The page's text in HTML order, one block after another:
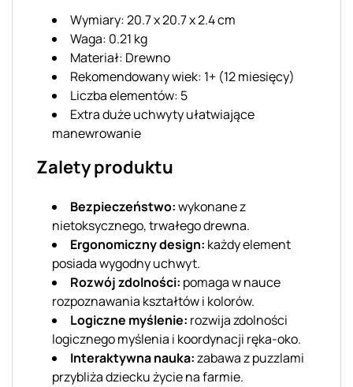
Wymiary: 20.7 x 20.7 x 2.4 cm
Waga: 0.21 kg
Materiał: Drewno
Rekomendowany wiek: 1+ (12 miesięcy)
Liczba elementów: 5
Extra duże uchwyty ułatwiające
manewrowanie
Zalety produktu
Bezpieczeństwo:wykonane z
nietoksycznego, trwałego drewna.
Ergonomiczny design: każdy element
posiada wygodny uchwyt.
Rozwój zdolności: pomaga w nauce
rozpoznawania kształtów i kolorów.
Logiczne myślenie: rozwija zdolności
logicznego myślenia i koordynacji ręka-oko.
Interaktywna nauka:zabawa z puzzlami
przybliża dziecku życie na farmie.